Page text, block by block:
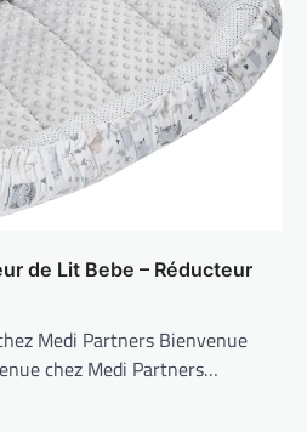
de Lit Bebe – Réducteur
Medi Partners Bienvenue
chez Medi Partners…